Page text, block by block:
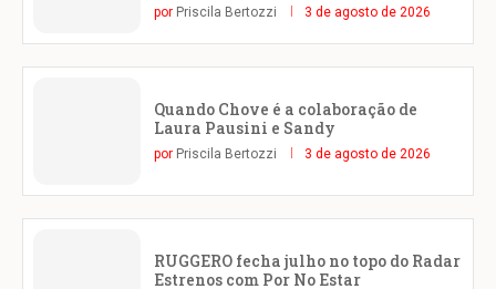
por Priscila Bertozzi 3 de agosto de 2026
Quando Chove é a colaboração de
Laura Pausini e Sandy
por Priscila Bertozzi 3 de agosto de 2026
RUGGERO fecha julho no topo do Radar
Estrenos com Por No Estar